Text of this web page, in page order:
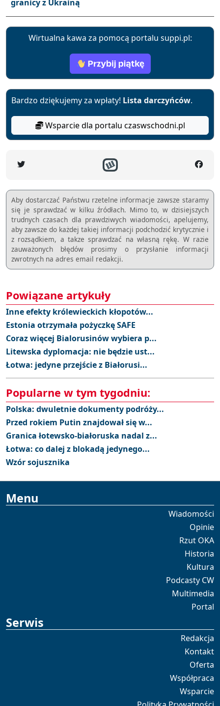
granicy z Ukrainą
Wirtualna kawa za pomocą portalu suppi.pl:
Bardzo dziękujemy za wpłaty! Lista darczyńców.
Wsparcie dla portalu czaswschodni.pl
Aby dostarczać Państwu rzetelne informacje zawsze staramy
się je sprawdzać w kilku źródłach. Mimo to, w dzisiejszych
trudnych czasach dla prawdziwych wiadomości, apelujemy,
aby zawsze do każdej takiej informacji podchodzić krytycznie i
z rozsądkiem, a takze sprawdzać na własną rękę. W razie
zauważonych błędów prosimy o przysłanie informacji
zwrotnych na adres email redakcji.
Powiązane artykuły
Inne efekty królewieckich kłopotów...
Estonia otrzymała pożyczkę SAFE
Coraz więcej Bialorusinów wybiera p...
Litewska dyplomacja: nie będzie ust...
Łotwa: jedyne przejście z Białorusi...
Popularne w tym tygodniu:
Polska: dwuletnie dokumenty podróży...
Przed rokiem Putin znajdował się w...
Granica łotewsko-białoruska nadal z...
Łotwa: co dalej z blokadą jedynego...
Wzór sojusznika
Menu
Wiadomości
Opinie
Rzut OKA
Historia
Kultura
Podcasty CW
Multimedia
Portal
Serwis
Redakcja
Kontakt
Oferta
Współpraca
Wsparcie